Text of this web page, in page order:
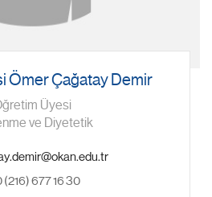
Ömer Çağatay Demir
Üyesi
ve Diyetetik
(216) 677 16 30